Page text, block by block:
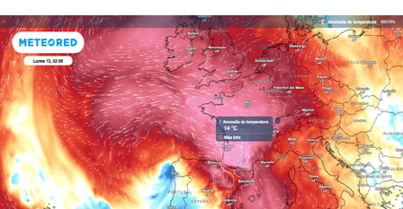
et
des
par le
ACCEPTER
ET
CONTINUER
PARAMÈTRES